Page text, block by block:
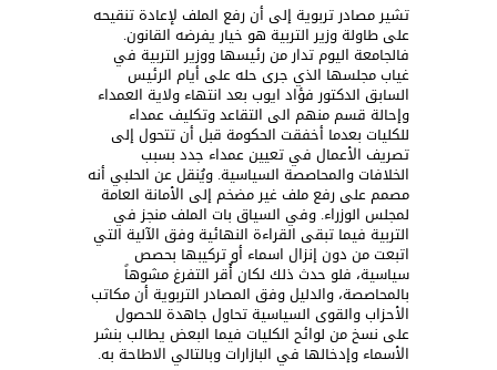
تشير مصادر تربوية إلى أن رفع الملف لإعادة تنقيحه
على طاولة وزير التربية هو خيار يفرضه القانون.
فالجامعة اليوم تدار من رئيسها ووزير التربية في
غياب مجلسها الذي جرى حله على أيام الرئيس
السابق الدكتور فؤاد ايوب بعد انتهاء ولاية العمداء
وإحالة قسم منهم الى التقاعد وتكليف عمداء
للكليات بعدما أخفقت الحكومة قبل أن تتحول إلى
تصريف الأعمال في تعيين عمداء جدد بسبب
الخلافات والمحاصصة السياسية. ويُنقل عن الحلبي أنه
مصمم على رفع ملف غير مضخم إلى الأمانة العامة
لمجلس الوزراء. وفي السياق بات الملف منجز في
التربية فيما تبقى القراءة النهائية وفق الآلية التي
اتبعت من دون إنزال اسماء أو تركيبها بحصص
سياسية، فلو حدث ذلك لكان أُقر التفرغ مشوهاً
بالمحاصصة، والدليل وفق المصادر التربوية أن مكاتب
الأحزاب والقوى السياسية تحاول جاهدة للحصول
على نسخ من لوائح الكليات فيما البعض يطالب بنشر
الأسماء وإدخالها في البازارات وبالتالي الاطاحة به.